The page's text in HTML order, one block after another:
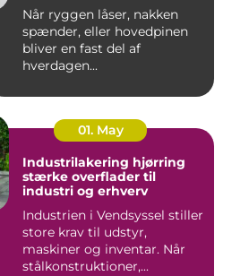
Når ryggen låser, nakken
spænder, eller hovedpinen
bliver en fast del af
hverdagen...
01. May
Industrilakering hjørring
stærke overflader til
industri og erhverv
Industrien i Vendsyssel stiller
store krav til udstyr,
maskiner og inventar. Når
stålkonstruktioner,...